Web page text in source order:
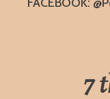
7